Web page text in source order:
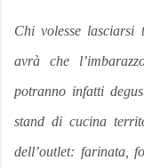
Chi volesse lasciarsi
avrà che
potranno infatti
stand di cucina
dell’outlet: farinata,